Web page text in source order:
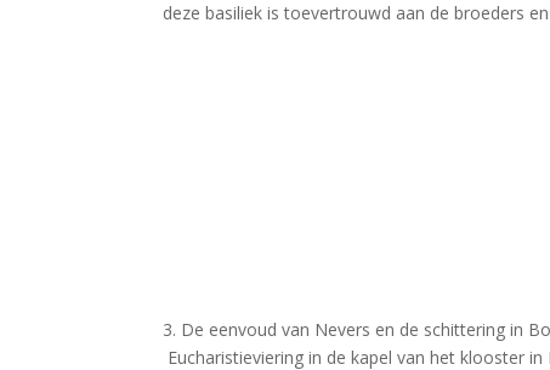
deze basiliek is toevertrouwd aan de broeders
3. De eenvoud van Nevers en de schittering in
Eucharistieviering in de kapel van het klooster